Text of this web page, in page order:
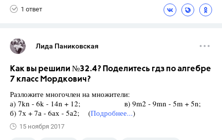
1 ответ
Лида Паниковская
Как вы решили №32.4? Поделитесь гдз по алгебре
7 класс Мордкович?
Разложите многочлен на множители:
а) 7kn - 6k - 14n + 12; в) 9m2 - 9mn - 5m + 5n;
б) 7х + 7а - 6ах - 5а2; (Подробнее...)
15 ноября 2017